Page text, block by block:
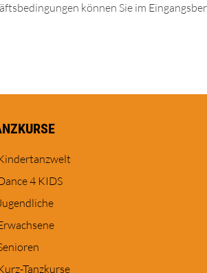
können Sie im
4 KIDS
Tanzkurse